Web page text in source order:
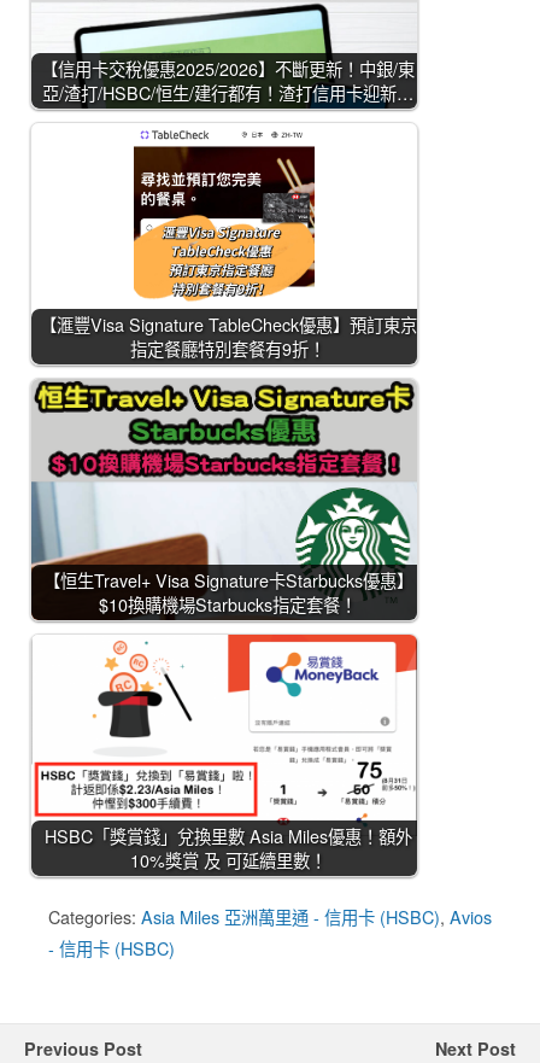
【信用卡交稅優惠2025/2026】不斷更新！中銀/東
亞/渣打/HSBC/恒生/建行都有！渣打信用卡迎新…
【滙豐Visa Signature TableCheck優惠】預訂東京
指定餐廳特別套餐有9折！
【恒生Travel+ Visa Signature卡Starbucks優惠】
$10換購機場Starbucks指定套餐！
HSBC「獎賞錢」兌換里數 Asia Miles優惠！額外
10%獎賞 及 可延續里數！
Categories: Asia Miles 亞洲萬里通 - 信用卡 (HSBC), Avios
- 信用卡 (HSBC)
Previous Post Next Post